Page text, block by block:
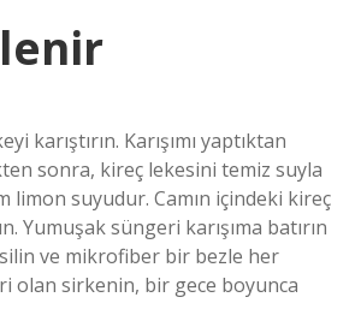
karıştırın. Karışımı yaptıktan
sonra, kireç lekesini temiz suyla
suyudur. Camın içindeki kireç
Yumuşak süngeri karışıma batırın
ve mikrofiber bir bezle her
olan sirkenin, bir gece boyunca